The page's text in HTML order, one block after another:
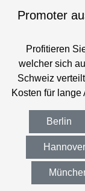
Promoter
Profitieren
welcher sich
Schweiz
Kosten für
Berlin
Hannover